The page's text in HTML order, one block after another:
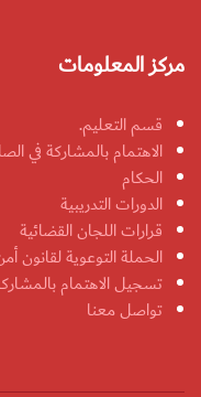
مركز المعلومات
قسم التعليم.
الاهتمام بالمشاركة في
الحكام
الدورات التدريبية
قرارات اللجان القضائية
الحملة التوعوية لقانون
تسجيل الاهتمام
تواصل معنا